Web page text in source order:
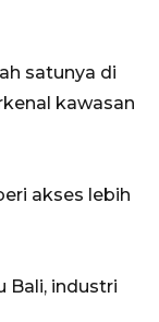
satunya di
kawasan
akses lebih
Bali, industri
budaya di